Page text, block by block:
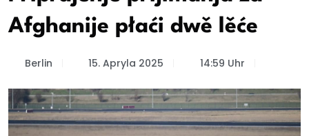
Afghanije płaći dwě lěće
Berlin 15. Apryla 2025 14:59 Uhr